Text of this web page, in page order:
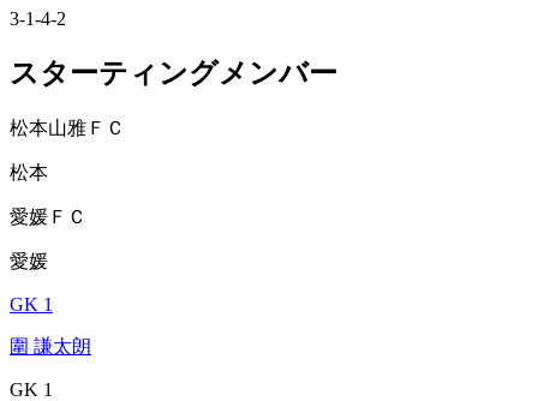
3-1-4-2
スターティングメンバー
松本山雅ＦＣ
松本
愛媛ＦＣ
愛媛
GK 1
圍 謙太朗
GK 1